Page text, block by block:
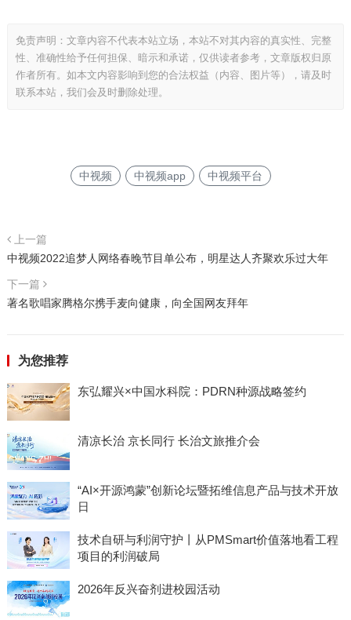
免责声明：文章内容不代表本站立场，本站不对其内容的真实性、完整
性、准确性给予任何担保、暗示和承诺，仅供读者参考，文章版权归原
作者所有。如本文内容影响到您的合法权益（内容、图片等），请及时
联系本站，我们会及时删除处理。
中视频 中视频app 中视频平台
上一篇
中视频2022追梦人网络春晚节目单公布，明星达人齐聚欢乐过大年
下一篇
著名歌唱家腾格尔携手麦向健康，向全国网友拜年
为您推荐
东弘耀兴×中国水科院：PDRN种源战略签约
清凉长治 京长同行 长治文旅推介会
“AI×开源鸿蒙”创新论坛暨拓维信息产品与技术开放
日
技术自研与利润守护丨从PMSmart价值落地看工程
项目的利润破局
2026年反兴奋剂进校园活动